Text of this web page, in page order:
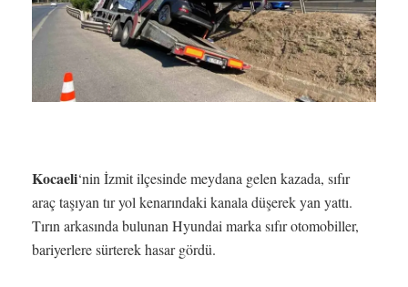
Kocaeli‘nin İzmit ilçesinde meydana gelen kazada, sıfır
araç taşıyan tır yol kenarındaki kanala düşerek yan yattı.
Tırın arkasında bulunan Hyundai marka sıfır otomobiller,
bariyerlere sürterek hasar gördü.